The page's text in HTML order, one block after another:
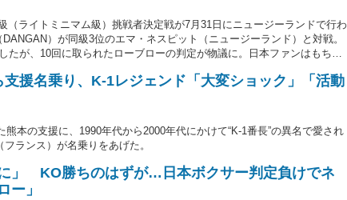
（ライトミニマム級）挑戦者決定戦が7月31日にニュージーランドで行わ
）が同級3位のエマ・ネスピット（ニュージーランド）と対戦。
たが、10回に取られたローブローの判定が物議に。日本ファンはもちろ
援名乗り、K-1レジェンド「大変ショック」「活動
本の支援に、1990年代から2000年代にかけて“K-1番長”の異名で愛され
ランス）が名乗りをあげた。
に」 KO勝ちのはずが…日本ボクサー判定負けでネ
ー」